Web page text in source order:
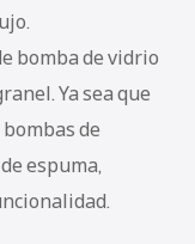
bomba de vidrio
Ya sea que
de
espuma,